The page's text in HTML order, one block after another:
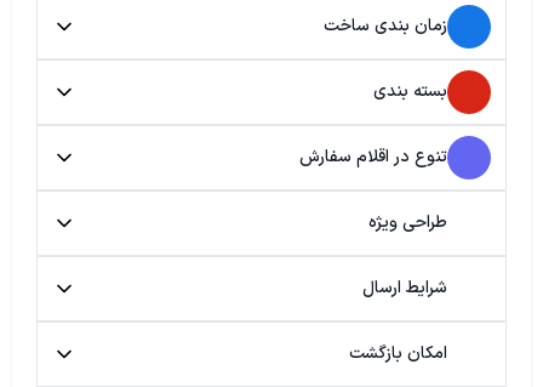
زمان بندی ساخت
بسته بندی
تنوع در اقلام سفارش
طراحی ویژه
شرایط ارسال
امکان بازگشت